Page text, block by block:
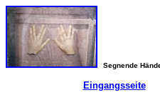
Segnende
Eingangsseite